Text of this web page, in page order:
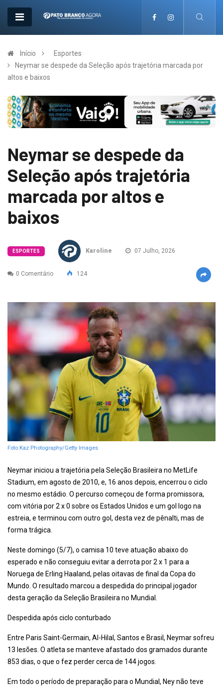
Início
Esportes
Neymar se despede da Seleção após trajetória marcada por
altos e baixos
Neymar se despede da
Seleção após trajetória
marcada por altos e
baixos
ESPORTES Karoline 07 Julho, 2026
0 Comentário 124
Foto:Kaz Photography/Getty Images
Neymar iniciou a trajetória pela Seleção Brasileira no MetLife
Stadium, em agosto de 2010, e, 16 anos depois, encerrou o ciclo
no mesmo estádio. O percurso começou de forma promissora,
com vitória por 2 x 0 sobre os Estados Unidos e um gol logo na
estreia, e terminou com outro gol, desta vez de pênalti, mas de
forma trágica.
Neste domingo (5/7), o camisa 10 teve atuação abaixo do
esperado e não conseguiu evitar a derrota por 2 x 1 para a
Noruega de Erling Haaland, pelas oitavas de final da Copa do
Mundo. O resultado marcou a despedida do principal jogador
desta geração da Seleção Brasileira no Mundial.
Despedida após ciclo conturbado
Entre Paris Saint-Germain, Al-Hilal, Santos e Brasil, Neymar sofreu
13 lesões. O atleta se manteve afastado dos gramados durante
853 dias, o que o fez perder cerca de 144 jogos.
Em todo o período de preparação para o Mundial, Ney não teve